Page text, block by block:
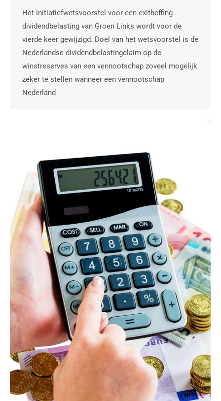
Het initiatiefwetsvoorstel voor een exitheffing
dividendbelasting van Groen Links wordt voor de
vierde keer gewijzigd. Doel van het wetsvoorstel is de
Nederlandse dividendbelastingclaim op de
winstreserves van een vennootschap zoveel mogelijk
zeker te stellen wanneer een vennootschap
Nederland